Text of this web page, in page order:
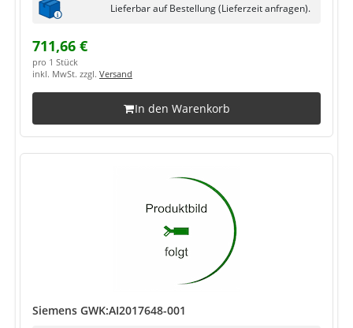
Lieferbar auf Bestellung (Lieferzeit anfragen).
711,66 €
pro 1 Stück
inkl. MwSt. zzgl. Versand
In den Warenkorb
Siemens GWK:AI2017648-001